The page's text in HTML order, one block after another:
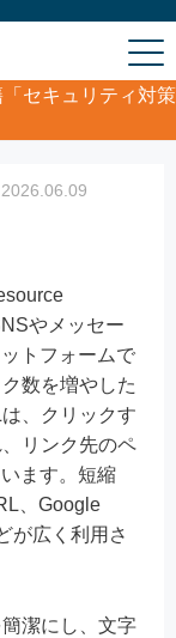
セキュリティ対策
やメッセー
トフォームで
数を増やした
、クリックす
リンク先のペ
ます。短縮
、Google
が広く利用さ
潔にし、文字